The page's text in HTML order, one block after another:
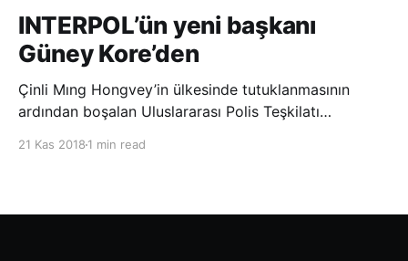
INTERPOL’ün yeni başkanı
Güney Kore’den
Çinli Mıng Hongvey’in ülkesinde tutuklanmasının
ardından boşalan Uluslararası Polis Teşkilatı
21 Kas 2018 1 min read